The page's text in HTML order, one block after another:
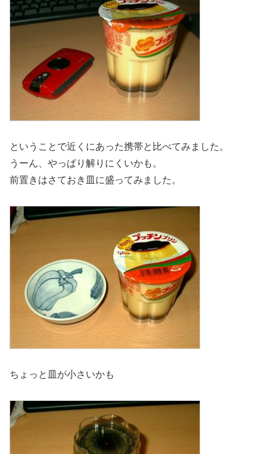
ということで近くにあった携帯と比べてみました。
うーん、やっぱり解りにくいかも。
前置きはさておき皿に盛ってみました。
ちょっと皿が小さいかも